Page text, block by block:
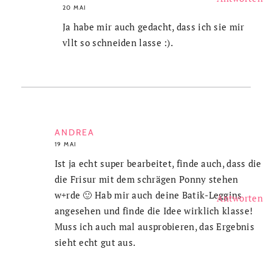
20 MAI
Ja habe mir auch gedacht, dass ich sie mir
vllt so schneiden lasse :).
ANDREA
19 MAI
Ist ja echt super bearbeitet, finde auch, dass die
die Frisur mit dem schrägen Ponny stehen
w+rde 🙂 Hab mir auch deine Batik-Leggins
angesehen und finde die Idee wirklich klasse!
Muss ich auch mal ausprobieren, das Ergebnis
sieht echt gut aus.
Antworten